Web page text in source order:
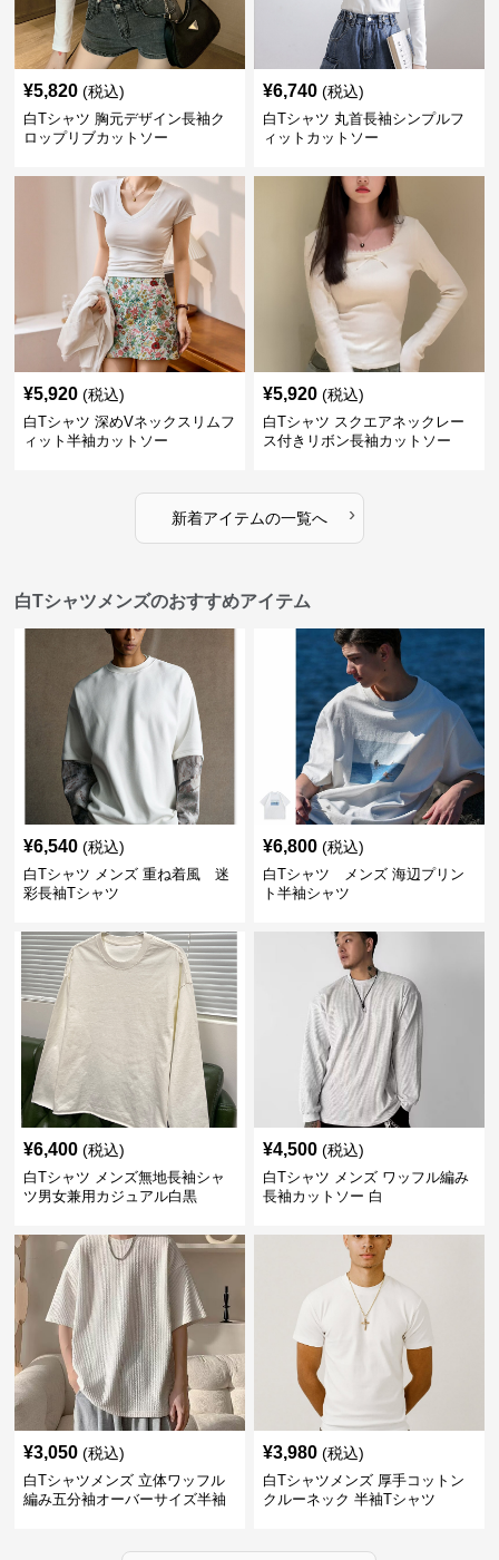
¥5,820 (税込)
白Tシャツ 胸元デザイン長袖ク
ロップリブカットソー
¥6,740 (税込)
白Tシャツ 丸首長袖シンプルフ
ィットカットソー
¥5,920 (税込)
白Tシャツ 深めVネックスリムフ
ィット半袖カットソー
¥5,920 (税込)
白Tシャツ スクエアネックレー
ス付きリボン長袖カットソー
新着アイテムの一覧へ ›
白Tシャツメンズのおすすめアイテム
¥6,540 (税込)
白Tシャツ メンズ 重ね着風 迷
彩長袖Tシャツ
¥6,800 (税込)
白Tシャツ メンズ 海辺プリン
ト半袖シャツ
¥6,400 (税込)
白Tシャツ メンズ無地長袖シャ
ツ男女兼用カジュアル白黒
¥4,500 (税込)
白Tシャツ メンズ ワッフル編み
長袖カットソー 白
¥3,050 (税込)
白Tシャツメンズ 立体ワッフル
編み五分袖オーバーサイズ半袖
¥3,980 (税込)
白Tシャツメンズ 厚手コットン
クルーネック 半袖Tシャツ